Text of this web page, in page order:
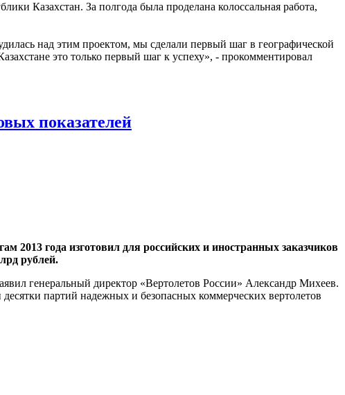
Казахстан. За полгода была проделана колоссальная работа,
над этим проектом, мы сделали первый шаг в географической
это только первый шаг к успеху», - прокомментировал
показателей
года изготовил для российских и иностранных заказчиков
рублей.
генеральный директор «Вертолетов России» Александр Михеев.
партий надежных и безопасных коммерческих вертолетов